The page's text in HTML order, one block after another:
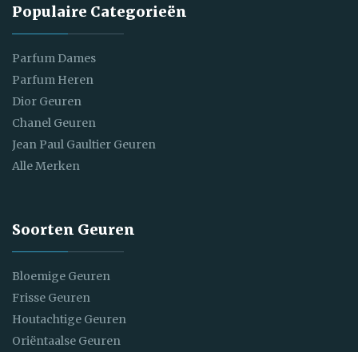
Populaire Categorieën
Parfum Dames
Parfum Heren
Dior Geuren
Chanel Geuren
Jean Paul Gaultier Geuren
Alle Merken
Soorten Geuren
Bloemige Geuren
Frisse Geuren
Houtachtige Geuren
Oriëntaalse Geuren